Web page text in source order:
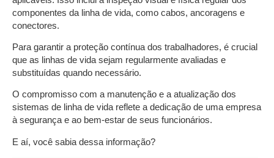
componentes da linha de vida, como cabos, ancoragens e
conectores.
Para garantir a proteção contínua dos trabalhadores, é crucial
que as linhas de vida sejam regularmente avaliadas e
substituídas quando necessário.
O compromisso com a manutenção e a atualização dos
sistemas de linha de vida reflete a dedicação de uma empresa
à segurança e ao bem-estar de seus funcionários.
E aí, você sabia dessa informação?